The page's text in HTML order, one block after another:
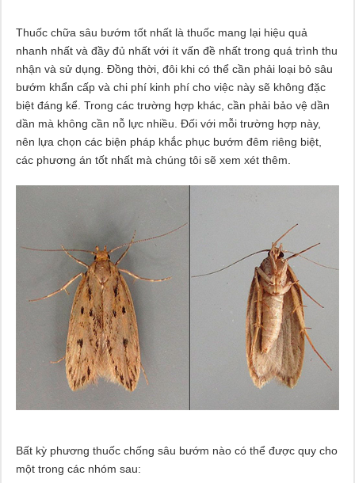
Thuốc chữa sâu bướm tốt nhất là thuốc mang lại hiệu quả
nhanh nhất và đầy đủ nhất với ít vấn đề nhất trong quá trình thu
nhận và sử dụng. Đồng thời, đôi khi có thể cần phải loại bỏ sâu
bướm khẩn cấp và chi phí kinh phí cho việc này sẽ không đặc
biệt đáng kể. Trong các trường hợp khác, cần phải bảo vệ dần
dần mà không cần nỗ lực nhiều. Đối với mỗi trường hợp này,
nên lựa chọn các biện pháp khắc phục bướm đêm riêng biệt,
các phương án tốt nhất mà chúng tôi sẽ xem xét thêm.
Bất kỳ phương thuốc chống sâu bướm nào có thể được quy cho
một trong các nhóm sau: